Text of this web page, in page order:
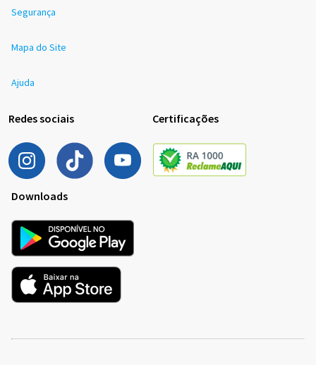
Segurança
Mapa do Site
Ajuda
Redes sociais Certificações
Downloads